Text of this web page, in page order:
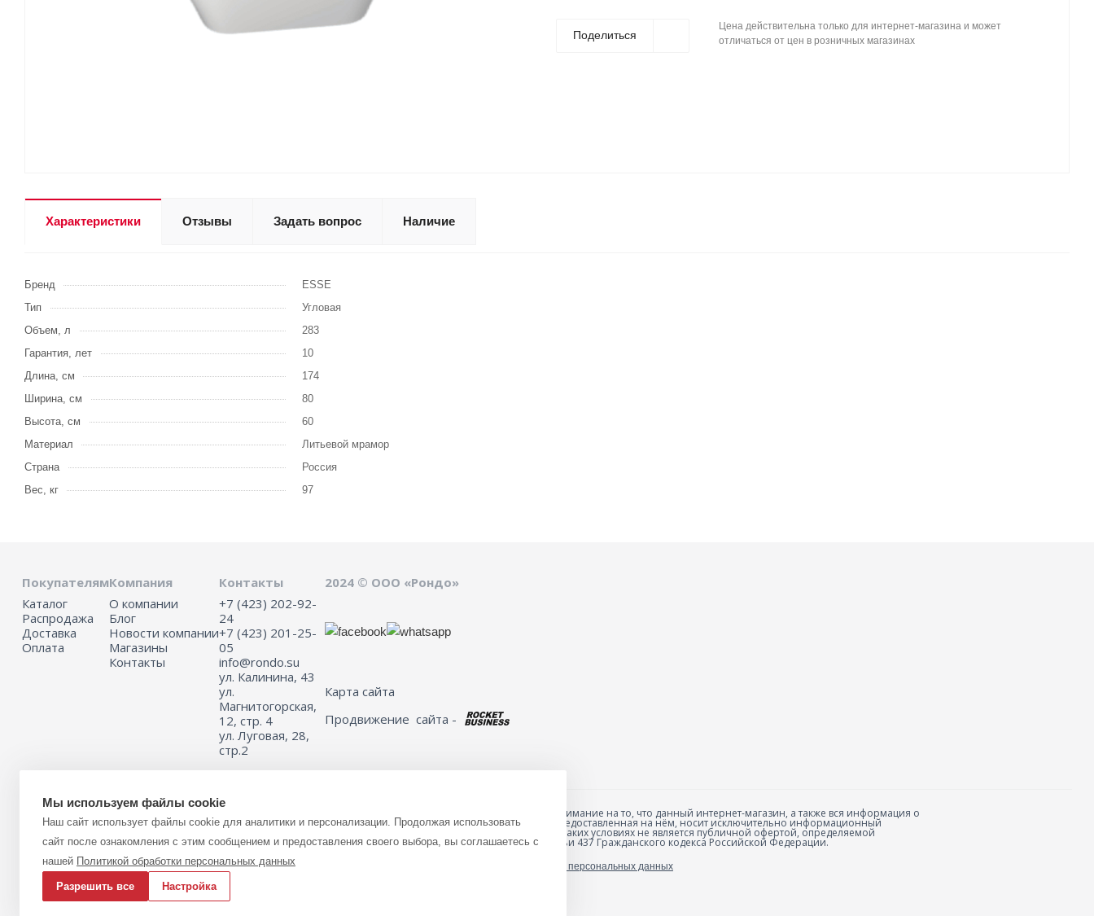
Поделиться
Цена действительна только для интернет-магазина и может
отличаться от цен в розничных магазинах
Характеристики Отзывы Задать вопрос Наличие
Бренд
ESSE
Тип
Угловая
Объем, л
283
Гарантия, лет
10
Длина, см
174
Ширина, см
80
Высота, см
60
Материал
Литьевой мрамор
Страна
Россия
Вес, кг
97
Покупателям
Каталог
Распродажа
Доставка
Оплата
Компания
О компании
Блог
Новости компании
Магазины
Контакты
Контакты
+7 (423) 202-92-
24
+7 (423) 201-25-
05
info@rondo.su
ул. Калинина, 43
ул.
Магнитогорская,
12, стр. 4
ул. Луговая, 28,
стр.2
2024 © ООО «Рондо»
Карта сайта
Продвижение сайта -
Информация на сайте не является публичной офертой.
Для получения подробной информации о наличии и стоимости указанных товаров и
(или) услуг, пожалуйста, обращайтесь к менеджеру сайта с помощью специальной формы
Обращаем ваше внимание на то, что данный интернет-магазин, а также вся информация о
товарах и ценах, предоставленная на нём, носит исключительно информационный
характер и ни при каких условиях не является публичной офертой, определяемой
положениями Статьи 437 Гражданского кодекса Российской Федерации.
Политика обработки персональных данных
Мы используем файлы cookie
Наш сайт использует файлы cookie для аналитики и персонализации. Продолжая использовать
сайт после ознакомления с этим сообщением и предоставления своего выбора, вы соглашаетесь с
нашей Политикой обработки персональных данных
Разрешить все Настройка